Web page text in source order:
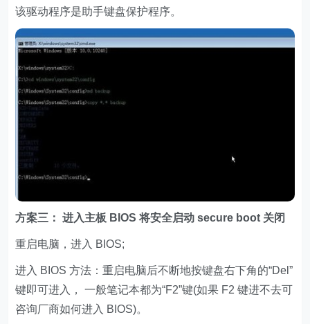
该驱动程序是助手键盘保护程序。
方案三： 进入主板 BIOS 将安全启动 secure boot 关闭
重启电脑，进入 BIOS;
进入 BIOS 方法：重启电脑后不断地按键盘右下角的“Del”
键即可进入， 一般笔记本都为“F2”键(如果 F2 键进不去可
咨询厂商如何进入 BIOS)。